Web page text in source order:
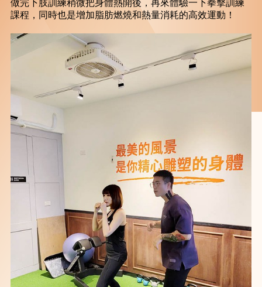
做完下肢訓練稍微把身體熱開後，再來體驗一下拳擊訓練
課程，同時也是增加脂肪燃燒和熱量消耗的高效運動！